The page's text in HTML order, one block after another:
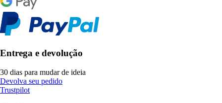
Entrega e devolução
30 dias para mudar de ideia
Devolva seu pedido
Trustpilot